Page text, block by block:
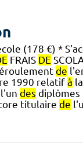
(178 €) *
FRAIS DE
de
1990 relatif à
l'un des diplômes
titulaire de